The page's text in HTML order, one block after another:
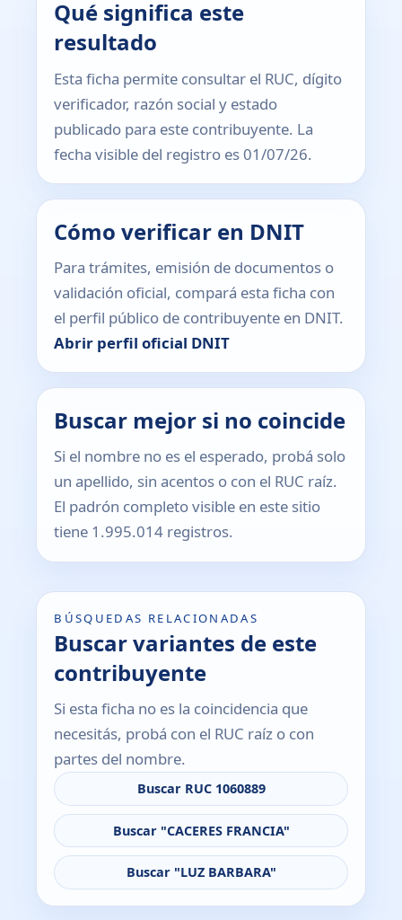
Qué significa este
resultado
Esta ficha permite consultar el RUC, dígito
verificador, razón social y estado
publicado para este contribuyente. La
fecha visible del registro es 01/07/26.
Cómo verificar en DNIT
Para trámites, emisión de documentos o
validación oficial, compará esta ficha con
el perfil público de contribuyente en DNIT.
Abrir perfil oficial DNIT
Buscar mejor si no coincide
Si el nombre no es el esperado, probá solo
un apellido, sin acentos o con el RUC raíz.
El padrón completo visible en este sitio
tiene 1.995.014 registros.
BÚSQUEDAS RELACIONADAS
Buscar variantes de este
contribuyente
Si esta ficha no es la coincidencia que
necesitás, probá con el RUC raíz o con
partes del nombre.
Buscar RUC 1060889
Buscar "CACERES FRANCIA"
Buscar "LUZ BARBARA"